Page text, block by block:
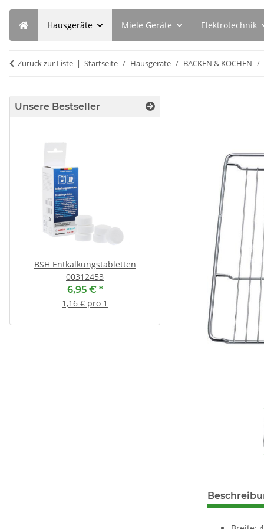
Hausgeräte Miele Geräte Elektrotechnik
Zurück zur Liste Startseite Hausgeräte BACKEN & KOCHEN
Unsere Bestseller
BSH Entkalkungstabletten
00312453
6,95 € *
1,16 € pro 1
SEBO Filterbox X
13,55 €*
1,69 € pro 1